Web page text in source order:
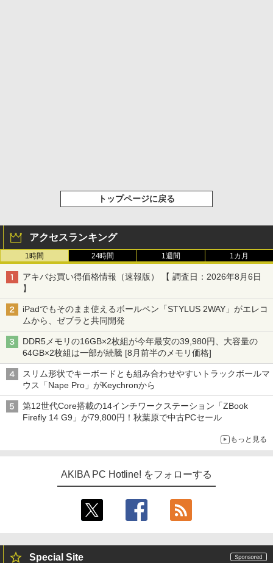
トップページに戻る
アクセスランキング
1時間 24時間 1週間 1カ月
アキバお買い得価格情報（速報版） 【 調査日：2026年8月6日
】
iPadでもそのまま使えるボールペン「STYLUS 2WAY」がエレコ
ムから、ゼブラと共同開発
DDR5メモリの16GB×2枚組が今年最安の39,980円、大容量の
64GB×2枚組は一部が続騰 [8月前半のメモリ価格]
スリム形状でキーボードとも組み合わせやすいトラックボールマ
ウス「Nape Pro」がKeychronから
第12世代Core搭載の14インチワークステーション「ZBook
Firefly 14 G9」が79,800円！秋葉原で中古PCセール
もっと見る
AKIBA PC Hotline! をフォローする
Special Site